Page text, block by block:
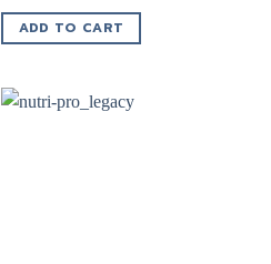
ADD TO CART